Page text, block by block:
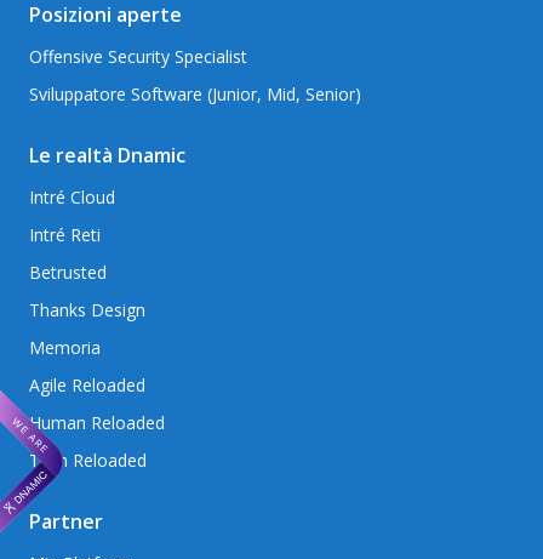
Posizioni aperte
Offensive Security Specialist
Sviluppatore Software (Junior, Mid, Senior)
Le realtà Dnamic
Intré Cloud
Intré Reti
Betrusted
Thanks Design
Memoria
Agile Reloaded
Human Reloaded
Tech Reloaded
Partner